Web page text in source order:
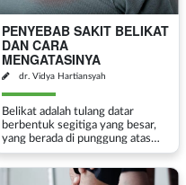
PENYEBAB SAKIT BELIKAT
DAN CARA
MENGATASINYA
dr. Vidya Hartiansyah
Belikat adalah tulang datar
berbentuk segitiga yang besar,
yang berada di punggung atas
kanan dan kiri, yang disokong
oleh sistem otot yang kompleks.
Otot-otot tersebut bekerja sama